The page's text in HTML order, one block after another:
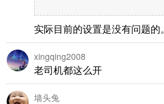
实际目前的设置是没有问题的。
xingqing2008
老司机都这么开
墙头兔